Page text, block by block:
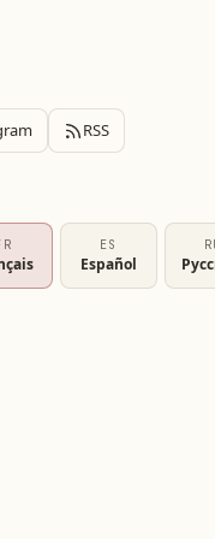
est en train
un
Jeff Bezos
RSS
ES
Español